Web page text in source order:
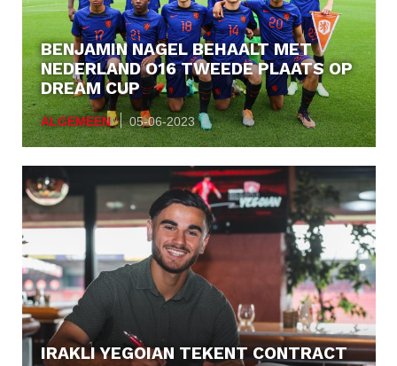
BENJAMIN NAGEL BEHAALT MET
NEDERLAND O16 TWEEDE PLAATS OP
DREAM CUP
ALGEMEEN 05-06-2023
IRAKLI YEGOIAN TEKENT CONTRACT